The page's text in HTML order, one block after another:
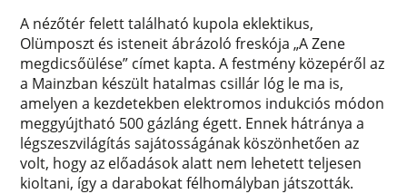
A nézőtér felett található kupola eklektikus,
Olümposzt és isteneit ábrázoló freskója „A Zene
megdicsőülése” címet kapta. A festmény közepéről az
a Mainzban készült hatalmas csillár lóg le ma is,
amelyen a kezdetekben elektromos indukciós módon
meggyújtható 500 gázláng égett. Ennek hátránya a
légszeszvilágítás sajátosságának köszönhetően az
volt, hogy az előadások alatt nem lehetett teljesen
kioltani, így a darabokat félhomályban játszották.